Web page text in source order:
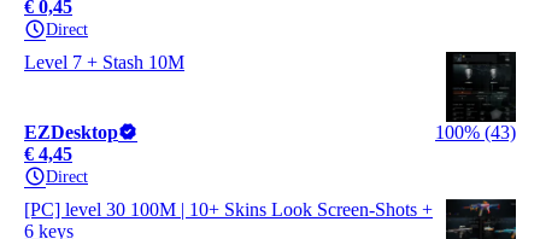
€ 0,45
Direct
Level 7 + Stash 10M
EZDesktop
100% (43)
€ 4,45
Direct
[PC] level 30 100M | 10+ Skins Look Screen-Shots +
6 keys